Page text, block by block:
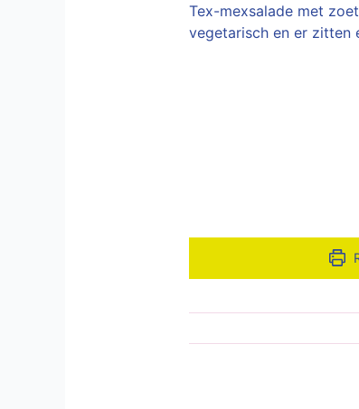
Tex-mexsalade met
vegetarisch en er zitten